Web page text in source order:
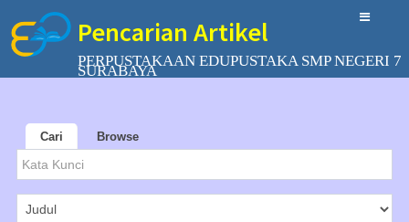
Pencarian Artikel
PERPUSTAKAAN EDUPUSTAKA SMP NEGERI 7
SURABAYA
Cari Browse